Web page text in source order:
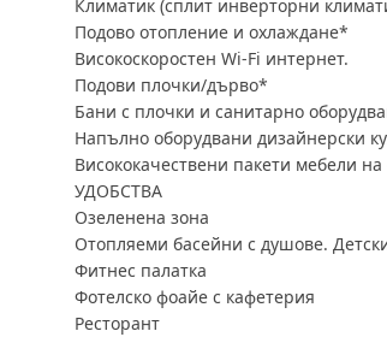
Климатик (сплит инверторни
Подово отопление и охлаждане*
Високоскоростен Wi-Fi интернет.
Подови плочки/дърво*
Бани с плочки и санитарно
Напълно оборудвани дизайнерски
Висококачествени пакети мебели
УДОБСТВА
Озеленена зона
Отопляеми басейни с душове.
Фитнес палатка
Фотелско фоайе с кафетерия
Ресторант